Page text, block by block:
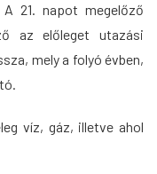
21. napot megelőző
az előleget utazási
mely a folyó évben,
víz, gáz, illetve ahol